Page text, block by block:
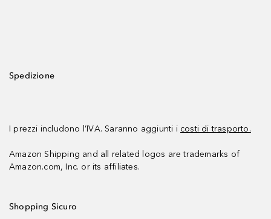
Spedizione
I prezzi includono l’IVA. Saranno aggiunti i costi di trasporto.
Amazon Shipping and all related logos are trademarks of
Amazon.com, Inc. or its affiliates.
Shopping Sicuro